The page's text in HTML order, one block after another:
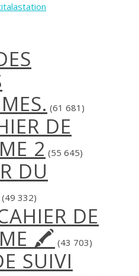
(61 681)
DE
2 (55 645)
DU
(49 332)
DE
🖍 (43 703)
SUIVI